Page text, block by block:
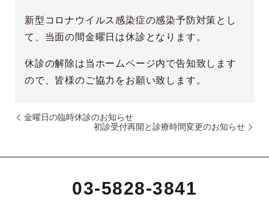
新型コロナウイルス感染症の感染予防対策とし
て、当面の間金曜日は休診となります。
休診の解除は当ホームページ内で告知致します
ので、皆様のご協力をお願い致します。
金曜日の臨時休診のお知らせ
初診受付再開と診療時間変更のお知らせ
03-5828-3841